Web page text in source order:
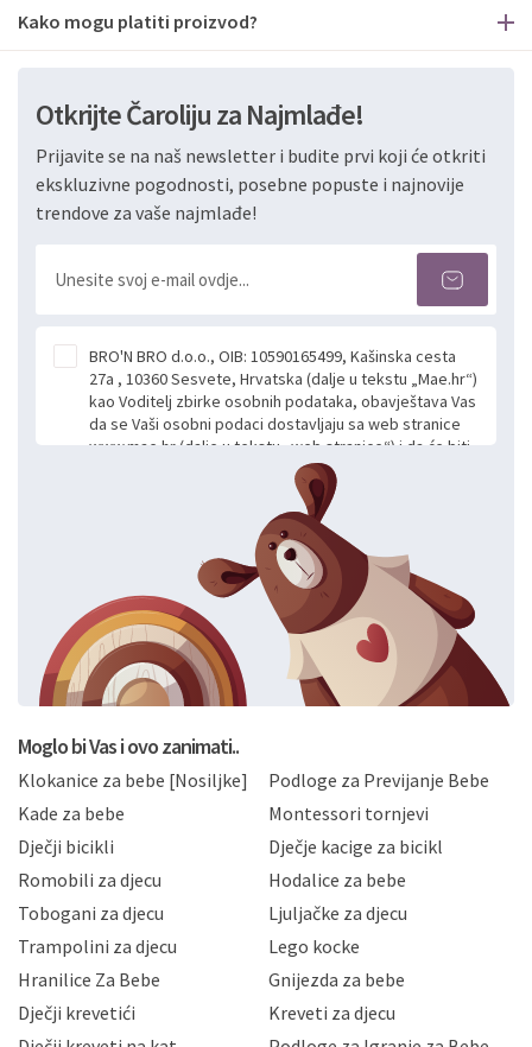
Kako mogu platiti proizvod?
Otkrijte Čaroliju za Najmlađe!
Prijavite se na naš newsletter i budite prvi koji će otkriti
ekskluzivne pogodnosti, posebne popuste i najnovije
trendove za vaše najmlađe!
BRO'N BRO d.o.o., OIB: 10590165499, Kašinska cesta
27a , 10360 Sesvete, Hrvatska (dalje u tekstu „Mae.hr“)
kao Voditelj zbirke osobnih podataka, obavještava Vas
da se Vaši osobni podaci dostavljaju sa web stranice
www.mae.hr (dalje u tekstu „web stranice“) i da će biti
obrađeni. Prihvaćanjem ove Izjave smatra se da
slobodno i izričito dajete privolu za prikupljanje i daljnju
obradu Vaših osobnih podataka koje ustupate Mae.hr
putem ovih web stranica u svrhu odgovora i daljnje
komunikacije na Vaš upit poslan kroz kontakt obrazac.
Radi se o dobrovoljnom davanju podataka te ovu
Izjavu niste dužni prihvatiti odnosno niste dužni unositi
svoje osobne podatke u jednu od prijavnih
formi/obrazaca dostupnih na ovim web stranicama.
BRO'N BRO d.o.o. će s Vašim osobnim podacima
postupati sukladno Općoj uredbi o zaštiti podataka
privatnosti i kolačića koju možete pročitati ovdje i
Hrvatske, a uvijek uz primjenu odgovarajućih tehničkih i
sigurnosnih mjera zaštite osobnih podataka od
neovlaštenog pristupa, zlouporabe, otkrivanja,
gubitka ili uništenja. Mae.hr štiti privatnost svojih
korisnika i posjetitelja web stranica, čuva povjerljivost
Vaših osobnih podataka te omogućava pristup i
priopćavanje osobnih podataka samo onim svojim
zaposlenicima kojima su isti potrebni radi provedbe
slučajevima koji su dozvoljeni zakonima. Napominjemo
da možete u svako doba, u potpunosti ili djelomice,
Moglo bi Vas i ovo zanimati..
Klokanice za bebe [Nosiljke]
Podloge za Previjanje Bebe
Kade za bebe
Montessori tornjevi
Dječji bicikli
Dječje kacige za bicikl
Romobili za djecu
Hodalice za bebe
Tobogani za djecu
Ljuljačke za djecu
Trampolini za djecu
Lego kocke
Hranilice Za Bebe
Gnijezda za bebe
Dječji krevetići
Kreveti za djecu